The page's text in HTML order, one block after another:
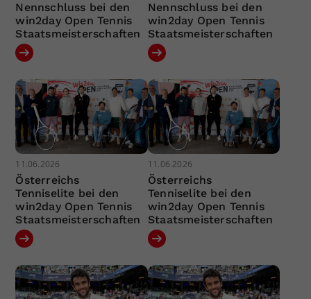
Nennschluss bei den
win2day Open Tennis
Staatsmeisterschaften
Nennschluss bei den
win2day Open Tennis
Staatsmeisterschaften
11.06.2026
Österreichs
Tenniselite bei den
win2day Open Tennis
Staatsmeisterschaften
11.06.2026
Österreichs
Tenniselite bei den
win2day Open Tennis
Staatsmeisterschaften